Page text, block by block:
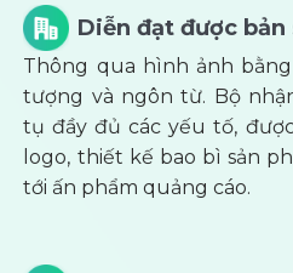
Diễn đạt được
Thông qua hình ảnh
tượng và ngôn từ. Bộ
tụ đầy đủ các yếu tố,
logo, thiết kế bao bì sản
tới ấn phẩm quảng cáo.